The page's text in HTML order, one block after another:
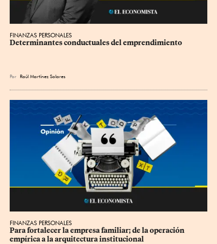
FINANZAS PERSONALES
Determinantes conductuales del emprendimiento
Por Raúl Martínez Solares
FINANZAS PERSONALES
Para fortalecer la empresa familiar; de la operación
empírica a la arquitectura institucional